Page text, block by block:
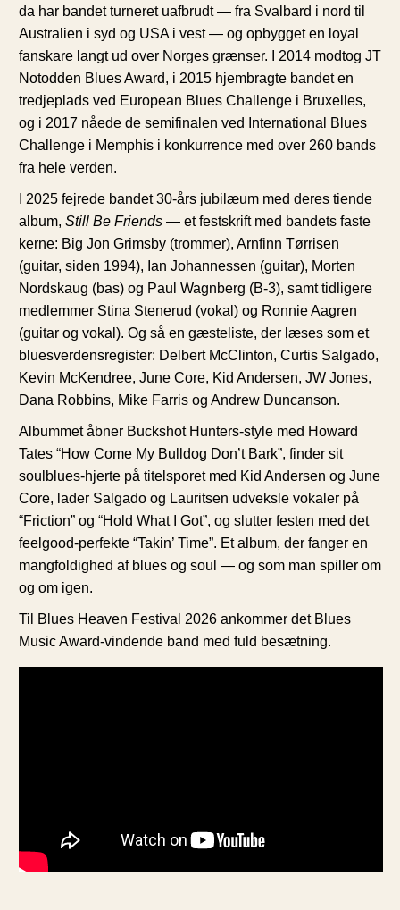
da har bandet turneret uafbrudt — fra Svalbard i nord til
Australien i syd og USA i vest — og opbygget en loyal
fanskare langt ud over Norges grænser. I 2014 modtog JT
Notodden Blues Award, i 2015 hjembragte bandet en
tredjeplads ved European Blues Challenge i Bruxelles,
og i 2017 nåede de semifinalen ved International Blues
Challenge i Memphis i konkurrence med over 260 bands
fra hele verden.
I 2025 fejrede bandet 30-års jubilæum med deres tiende
album, Still Be Friends— et festskrift med bandets faste
kerne: Big Jon Grimsby (trommer), Arnfinn Tørrisen
(guitar, siden 1994), Ian Johannessen (guitar), Morten
Nordskaug (bas) og Paul Wagnberg (B-3), samt tidligere
medlemmer Stina Stenerud (vokal) og Ronnie Aagren
(guitar og vokal). Og så en gæsteliste, der læses som et
bluesverdensregister: Delbert McClinton, Curtis Salgado,
Kevin McKendree, June Core, Kid Andersen, JW Jones,
Dana Robbins, Mike Farris og Andrew Duncanson.
Albummet åbner Buckshot Hunters-style med Howard
Tates “How Come My Bulldog Don’t Bark”, finder sit
soulblues-hjerte på titelsporet med Kid Andersen og June
Core, lader Salgado og Lauritsen udveksle vokaler på
“Friction” og “Hold What I Got”, og slutter festen med det
feelgood-perfekte “Takin’ Time”. Et album, der fanger en
mangfoldighed af blues og soul — og som man spiller om
og om igen.
Til Blues Heaven Festival 2026 ankommer det Blues
Music Award-vindende band med fuld besætning.